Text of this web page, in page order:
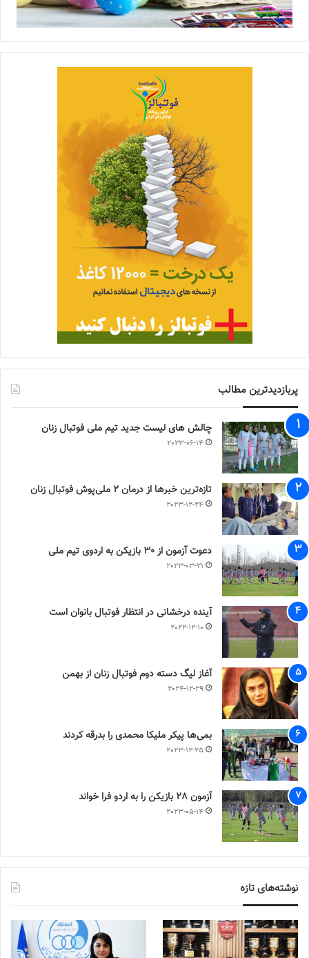
پربازدیدترین مطالب
چالش هاى ليست جدید تيم ملى فوتبال زنان
2023-06-14
تازه‌ترین خبرها از درمان ۲ ملی‌پوش فوتبال زنان
2023-12-24
دعوت آزمون از 30 بازیکن به اردوی تیم ملی
2023-03-21
آینده درخشانی در انتظار فوتبال بانوان است
2022-12-10
آغاز لیگ دسته دوم فوتبال زنان از بهمن
2024-12-29
بمی‌ها پیکر ملیکا محمدی را بدرقه کردند
2023-12-25
آزمون 28 بازیکن را به اردو فرا خواند
2023-05-14
نوشته‌های تازه